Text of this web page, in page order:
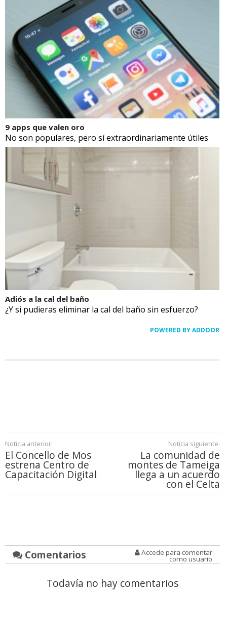
9 apps que valen oro
No son populares, pero sí extraordinariamente útiles
Adiós a la cal del baño
¿Y si pudieras eliminar la cal del baño sin esfuerzo?
POWERED BY ADDOOR
Noticia anterior:
El Concello de Mos
estrena Centro de
Capacitación Digital
Noticia siguiente:
La comunidad de
montes de Tameiga
llega a un acuerdo
con el Celta
Comentarios Accede para comentar
como usuario
Todavía no hay comentarios